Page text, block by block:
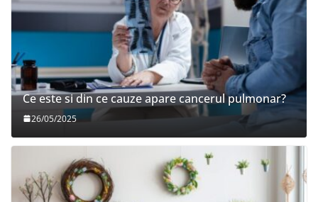
Ce este si din ce cauze apare cancerul pulmonar?
26/05/2025